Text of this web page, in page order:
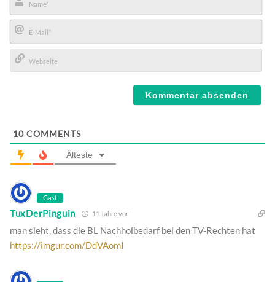
Name*
E-
Mail*
10 COMMENTS
Älteste
Gast
TuxDerPinguin 11 Jahre vor
man sieht, dass die BL Nachholbedarf bei den TV-Rechten hat
https://imgur.com/DdVAomI